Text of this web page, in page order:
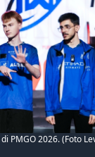
PMGO 2026. (Foto